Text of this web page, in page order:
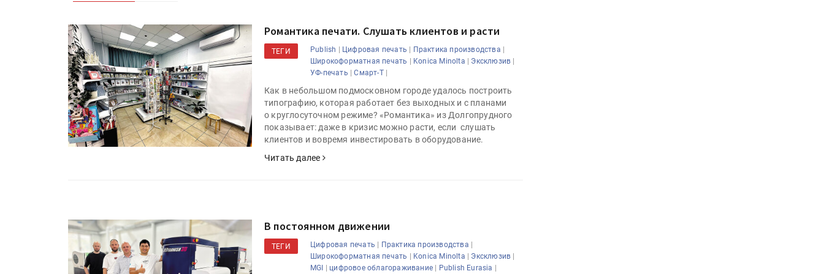
Романтика печати. Слушать клиентов и расти
ТЕГИ Publish | Цифровая печать | Практика производства |
Широкоформатная печать | Konica Minolta | Эксклюзив |
УФ-печать |Смарт-Т|
Как в небольшом подмосковном городе удалось построить
типографию, которая работает без выходных и с планами
о круглосуточном режиме? «Романтика» из Долгопрудного
показывает: даже в кризис можно расти, если слушать
клиентов и вовремя инвестировать в оборудование.
Читать далее
В постоянном движении
ТЕГИ Цифровая печать | Практика производства |
Широкоформатная печать | Konica Minolta | Эксклюзив |
MGI | цифровое облагораживание | Publish Eurasia |